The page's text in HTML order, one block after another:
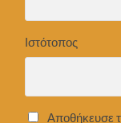
Ιστότοπος
Αποθήκευσε